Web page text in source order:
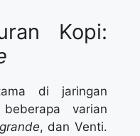
Kopi:
di jaringan
varian
grande, dan Venti.